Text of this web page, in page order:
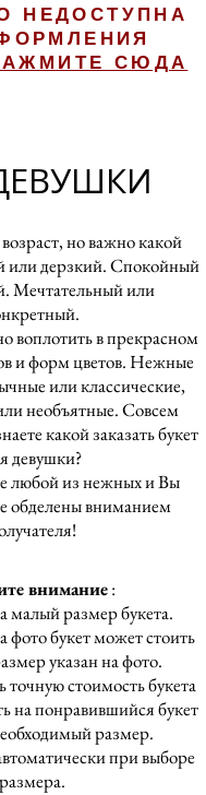
НЕДОСТУПНА
СЮДА
но важно какой
или дерзкий. Спокойный
Мечтательный или
воплотить в прекрасном
и форм цветов. Нежные
или классические,
необъятные. Совсем
какой заказать букет
девушки?
любой из нежных и Вы
обделены вниманием
внимание:
малый размер букета.
букет может стоить
указан на фото.
стоимость букета
на понравившийся букет
размер.
при выборе
размера.